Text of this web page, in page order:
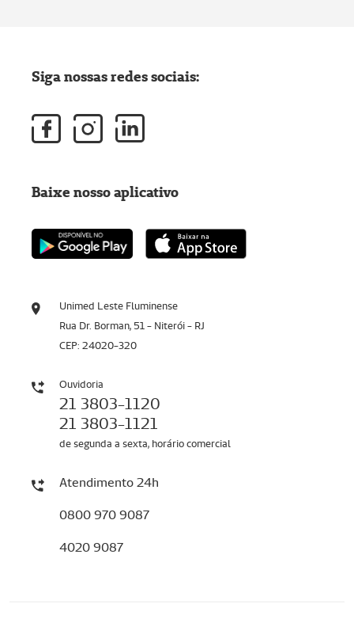
Unimed Leste Fluminense
Rua Dr. Borman, 51 - Niterói - RJ
CEP: 24020-320
Ouvidoria
21 3803-1120
21 3803-1121
de segunda a sexta, horário comercial
Atendimento 24h
0800 970 9087
4020 9087
Siga nossas redes sociais:
Baixe nosso aplicativo